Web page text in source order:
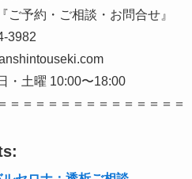
ご予約・ご相談・お問合せ』
3982
・土曜 10:00〜18:00
＝＝＝＝＝＝＝＝＝＝＝＝＝＝